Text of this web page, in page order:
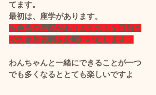
てます。
最初は、座学があります。
お弁当の手配がありますので２日前ま
での参加表明をお願いいたします。
わんちゃんと一緒にできることが一つ
でも多くなるととても楽しいですよ